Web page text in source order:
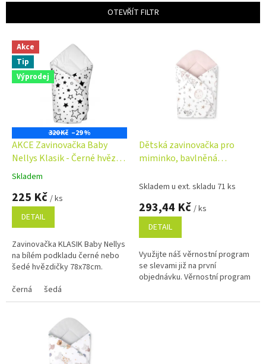
í
OTEVŘÍT FILTR
p
Akce
Tip
Výprodej
320 Kč –29 %
AKCE Zavinovačka Baby
Nellys Klasik - Černé hvězdy
a hvězdičky - bílá
Průměrné
hodnocení
produktu
5,0
5
hvězdiček.
Skladem
225 Kč / ks
DETAIL
Zavinovačka KLASIK Baby Nellys
na bílém podkladu černé nebo
šedé hvězdičky 78x78cm.
černá
šedá
Dětská zavinovačka pro
miminko, bavlněná
cirkus růžový
Skladem u ext. skladu 71 ks
293,44 Kč / ks
DETAIL
Využijte náš věrnostní program
se slevami již na první
objednávku. Věrnostní program